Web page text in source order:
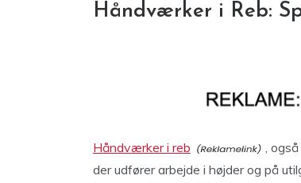
Håndværker i Reb:
Håndværker i reb
,
der udfører arbejde i højder og på